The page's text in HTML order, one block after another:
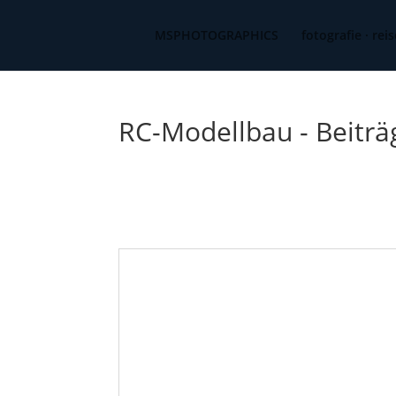
MSPHOTOGRAPHICS fotografie ·
RC-Modellbau -